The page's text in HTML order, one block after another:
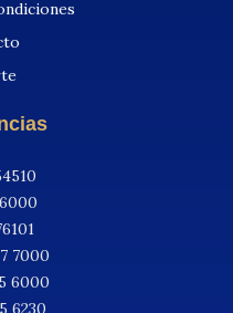
7000
6000
6230